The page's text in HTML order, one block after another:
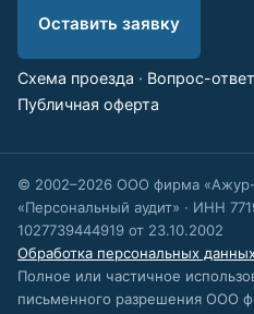
Оставить заявку
Схема проезда · Вопрос-ответ
Публичная оферта
© 2002–2026 ООО фирма «Ажур-
«Персональный аудит» · ИНН
1027739444919 от 23.10.2002
Обработка персональных
Полное или частичное
письменного разрешения ООО